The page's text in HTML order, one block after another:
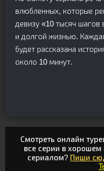
влюбленных, которые
девизу «10 тысяч
и долгой жизнью.
будет рассказана
около 10 минут.
Смотреть онлайн
все серии в хорошем
сериалом? Пиши